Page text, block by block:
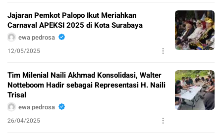
Jajaran Pemkot Palopo Ikut Meriahkan
Carnaval APEKSI 2025 di Kota Surabaya
ewa pedrosa
12/05/2025
Tim Milenial Naili Akhmad Konsolidasi, Walter
Notteboom Hadir sebagai Representasi H. Naili
Trisal
ewa pedrosa
26/04/2025